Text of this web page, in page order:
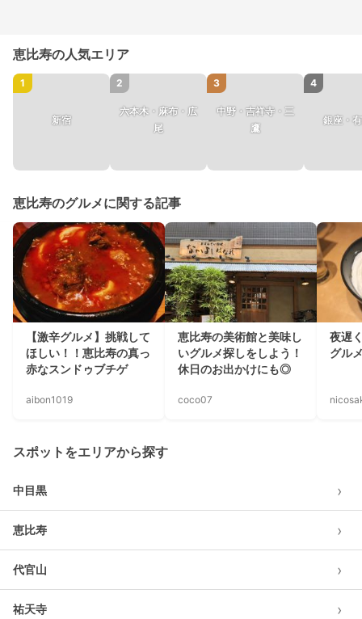
恵比寿の人気エリア
1
新宿
2
六本木・麻布・広
尾
3
中野・吉祥寺・三
鷹
4
銀座・
恵比寿のグルメに関する記事
【激辛グルメ】挑戦して
ほしい！！恵比寿の真っ
赤なスンドゥブチゲ
aibon1019
恵比寿の美術館と美味し
いグルメ探しをしよう！
休日のお出かけにも◎
coco07
夜遅
グル
スポットをエリアから探す
中目黒 ›
恵比寿 ›
代官山 ›
祐天寺 ›